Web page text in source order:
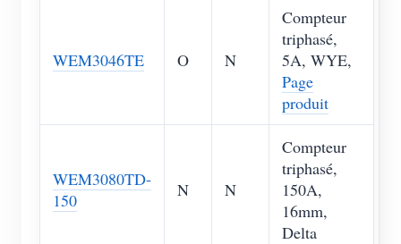
WEM3046TE O N
Compteur
triphasé,
5A, WYE,
Page
produit
WEM3080TD-
150
N N
Compteur
triphasé,
150A,
16mm,
Delta